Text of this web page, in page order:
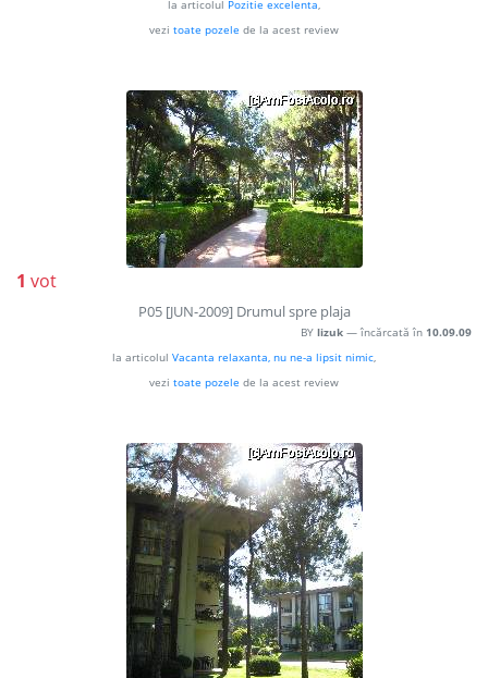
la articolul Pozitie excelenta,
vezi toate pozele de la acest review
1 vot
P05 [JUN-2009] Drumul spre plaja
BY lizuk — încărcată în 10.09.09
la articolul Vacanta relaxanta, nu ne-a lipsit nimic,
vezi toate pozele de la acest review